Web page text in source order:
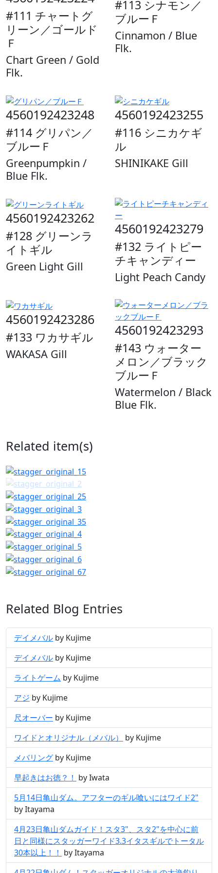
#111 チャートグ
リーン／ゴールド
Ｆ
Chart Green / Gold
Flk.
#113 シナモン／
ブルーＦ
Cinnamon / Blue
Flk.
4560192423248
#114 グリパン／
ブルーＦ
Greenpumpkin /
Blue Flk.
4560192423255
#116 シニカケギ
ル
SHINIKAKE Gill
4560192423262
#128 グリーンラ
イトギル
Green Light Gill
4560192423279
#132 ライトピー
チキャンディー
Light Peach Candy
4560192423286
#133 ワカサギル
WAKASA Gill
4560192423293
#143 ウォーター
メロン／ブラック
ブルーＦ
Watermelon / Black
Blue Flk.
Related item(s)
Related Blog Entries
デイメバル by Kujime
デイメバル by Kujime
ライトゲーム by Kujime
アジ by Kujime
尺オーバー by Kujime
ワイドとオリジナル（メバル）
by Kujime
メバリング by Kujime
早起きはお徳？！ by Iwata
5月14日亀山ダム。アフターのギル喰いにはワイド2"
by Itayama
4月23日亀山ダムガイド！スタ3"、スタ2"を中心に前
日と同様にスタッガーワイド3.3イタスギルでトータル
30本以上！！ by Itayama